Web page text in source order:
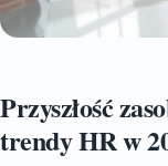
Przyszłość
trendy HR w